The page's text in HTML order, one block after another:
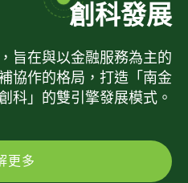
創科發展
旨在與以金融服務為主的
協作的格局，打造「南金
科」的雙引擎發展模式。
更多